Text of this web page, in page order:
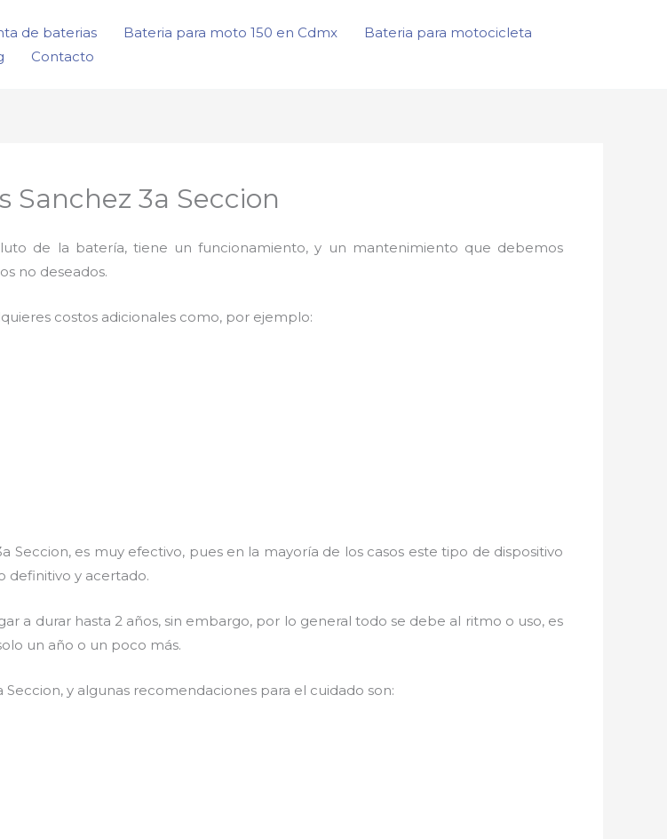
de baterias Bateria para moto 150 en Cdmx
Bateria para motocicleta
Contacto
Sanchez 3a Seccion
de la batería, tiene un funcionamiento, y un mantenimiento que debemos
no deseados.
costos adicionales como, por ejemplo:
Seccion, es muy efectivo, pues en la mayoría de los casos este tipo de dispositivo
definitivo y acertado.
a durar hasta 2 años, sin embargo, por lo general todo se debe al ritmo o uso, es
un año o un poco más.
Seccion, y algunas recomendaciones para el cuidado son: